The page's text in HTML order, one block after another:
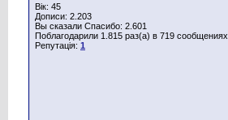
Вік: 45
Дописи: 2.203
Вы сказали Спасибо: 2.601
Поблагодарили 1.815 раз(а) в 719 сообщениях
Репутація: 1